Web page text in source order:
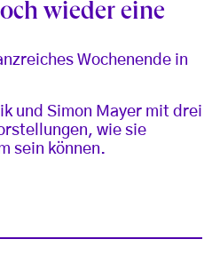
wieder eine
Wochenende in
und Simon Mayer mit drei
wie sie
sein können.